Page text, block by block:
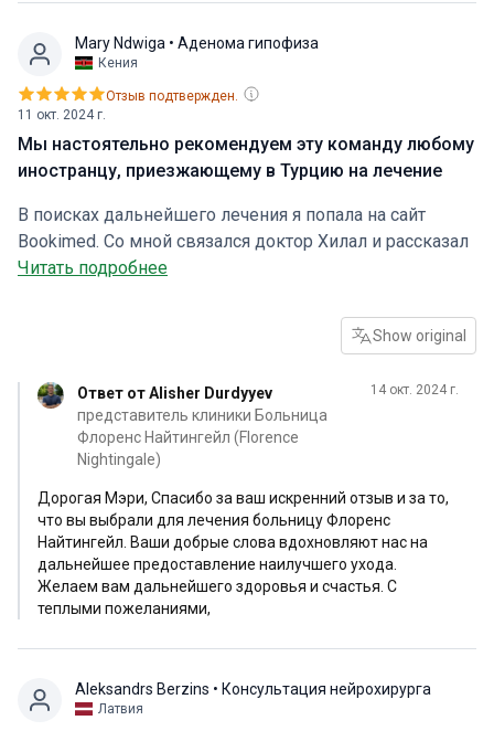
здоровья и успехов в науке.Да хранит Вас Аллах.
Mary Ndwiga • Аденома гипофиза
Кения
11 окт. 2024 г.
Отзыв подтвержден.
Мы настоятельно рекомендуем эту команду любому
иностранцу, приезжающему в Турцию на лечение
В поисках дальнейшего лечения я попала на сайт
Bookimed. Со мной связался доктор Хилал и рассказал
о различных вариантах, которые были нам доступны.
Nightingale и сразу же связались с Алишером, который
сопровождал нас во время подготовки и прибытия в
был достаточно любезен, чтобы проинформировать
нас о том, что нас ожидает, и всегда был доступен
даже в неурочное время. Врачи в больнице,
Юсефом, относились к нам с высочайшим
профессионализмом. Они спокойно провели нас через
весь процесс и дали нам понять, с чем мы имеем
дело. Они не торопили нас с вмешательством. Мы
чувствовали себя в полной безопасности в их руках.
Профессорам, всем медицинским работникам
больницы мы очень благодарны. Хилал, Алишер и
Читать подробнее
Show original
Ответ от Alisher Durdyyev
представитель клиники Больница
Флоренс Найтингейл (Florence
Nightingale)
14 окт. 2024 г.
Дорогая Мэри, Спасибо за ваш искренний отзыв и за то,
что вы выбрали для лечения больницу Флоренс
Найтингейл. Ваши добрые слова вдохновляют нас на
дальнейшее предоставление наилучшего ухода.
Желаем вам дальнейшего здоровья и счастья. С
теплыми пожеланиями,
Aleksandrs Berzins • Консультация нейрохирурга
Латвия